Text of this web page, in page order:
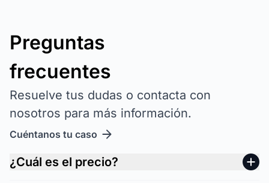
Preguntas
frecuentes
Resuelve tus dudas o contacta con
nosotros para más información.
Cuéntanos tu caso
¿Cuál es el precio?